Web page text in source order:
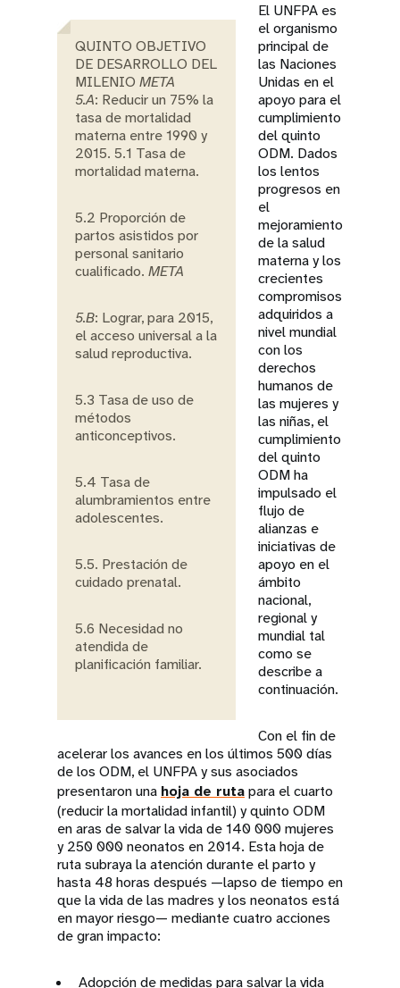
QUINTO OBJETIVO
DE DESARROLLO DEL
MILENIO META
5.A: Reducir un 75% la
tasa de mortalidad
materna entre 1990 y
2015. 5.1 Tasa de
mortalidad materna.
5.2 Proporción de
partos asistidos por
personal sanitario
cualificado. META
5.B: Lograr, para 2015,
el acceso universal a la
salud reproductiva.
5.3 Tasa de uso de
métodos
anticonceptivos.
5.4 Tasa de
alumbramientos entre
adolescentes.
5.5. Prestación de
cuidado prenatal.
5.6 Necesidad no
atendida de
planificación familiar.
El UNFPA es
el organismo
principal de
las Naciones
Unidas en el
apoyo para el
cumplimiento
del quinto
ODM. Dados
los lentos
progresos en
el
mejoramiento
de la salud
materna y los
crecientes
compromisos
adquiridos a
nivel mundial
con los
derechos
humanos de
las mujeres y
las niñas, el
cumplimiento
del quinto
ODM ha
impulsado el
flujo de
alianzas e
iniciativas de
apoyo en el
ámbito
nacional,
regional y
mundial tal
como se
describe a
continuación.
Con el fin de
acelerar los avances en los últimos 500 días
de los ODM, el UNFPA y sus asociados
presentaron una hoja de rutapara el cuarto
(reducir la mortalidad infantil) y quinto ODM
en aras de salvar la vida de 140 000 mujeres
y 250 000 neonatos en 2014. Esta hoja de
ruta subraya la atención durante el parto y
hasta 48 horas después —lapso de tiempo en
que la vida de las madres y los neonatos está
en mayor riesgo— mediante cuatro acciones
de gran impacto:
Adopción de medidas para salvar la vida